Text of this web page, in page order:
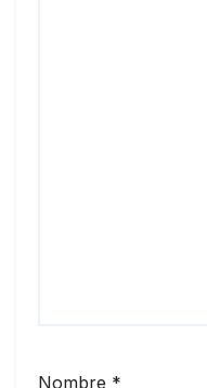
Nombre *